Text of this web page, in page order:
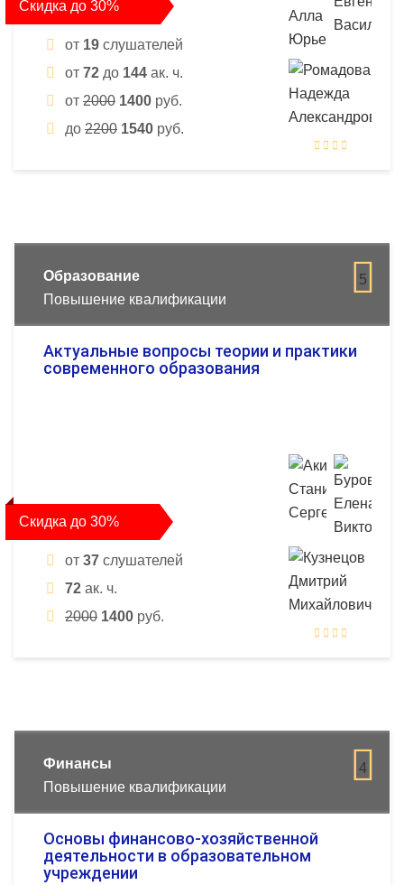
Скидка до 30%
от 19 слушателей
от 72 до 144 ак. ч.
от 2000 1400 руб.
до 2200 1540 руб.
5
Образование
Повышение квалификации
Актуальные вопросы теории и практики
современного образования
Скидка до 30%
от 37 слушателей
72 ак. ч.
2000 1400 руб.
4
Финансы
Повышение квалификации
Основы финансово-хозяйственной
деятельности в образовательном
учреждении